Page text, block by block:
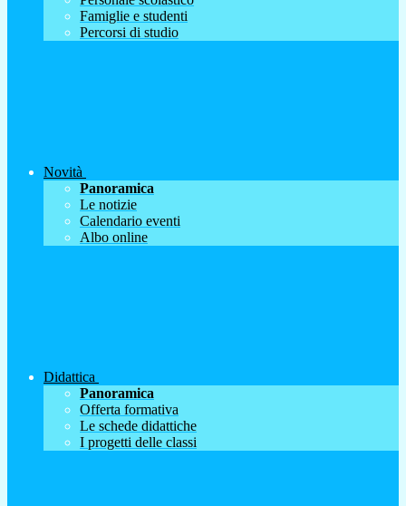
Famiglie e studenti
Percorsi di studio
Novità
Panoramica
Le notizie
Calendario eventi
Albo online
Didattica
Panoramica
Offerta formativa
Le schede didattiche
I progetti delle classi